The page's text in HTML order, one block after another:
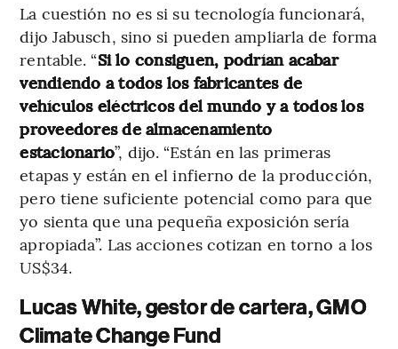
La cuestión no es si su tecnología funcionará,
dijo Jabusch, sino si pueden ampliarla de forma
rentable. “Si lo consiguen, podrían acabar
vendiendo a todos los fabricantes de
vehículos eléctricos del mundo y a todos los
proveedores de almacenamiento
estacionario”, dijo. “Están en las primeras
etapas y están en el infierno de la producción,
pero tiene suficiente potencial como para que
yo sienta que una pequeña exposición sería
apropiada”. Las acciones cotizan en torno a los
US$34.
Lucas White, gestor de cartera, GMO
Climate Change Fund